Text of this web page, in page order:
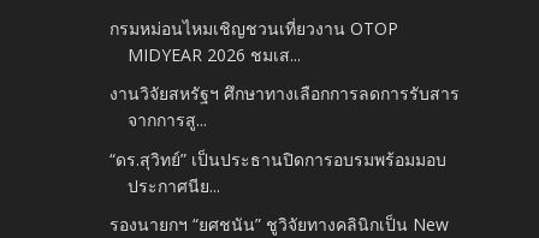
กรมหม่อนไหมเชิญชวนเที่ยวงาน OTOP
MIDYEAR 2026 ชมเส...
งานวิจัยสหรัฐฯ ศึกษาทางเลือกการลดการรับสาร
จากการสู...
“ดร.สุวิทย์” เป็นประธานปิดการอบรมพร้อมมอบ
ประกาศนีย...
รองนายกฯ “ยศชนัน” ชูวิจัยทางคลินิกเป็น New